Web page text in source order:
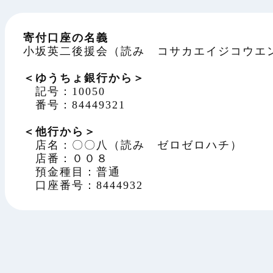
寄付口座の名義
小坂英二後援会（読み コサカエイジコウエ
＜ゆうちょ銀行から＞
記号：10050
番号：84449321
＜他行から＞
店名：〇〇八（読み ゼロゼロハチ）
店番：００８
預金種目：普通
口座番号：8444932